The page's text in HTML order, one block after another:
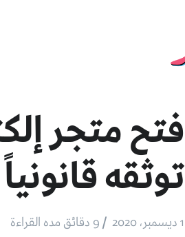
توثقه قانونياً
1 ديسمبر، 2020 /9 دقائق مده القراءة